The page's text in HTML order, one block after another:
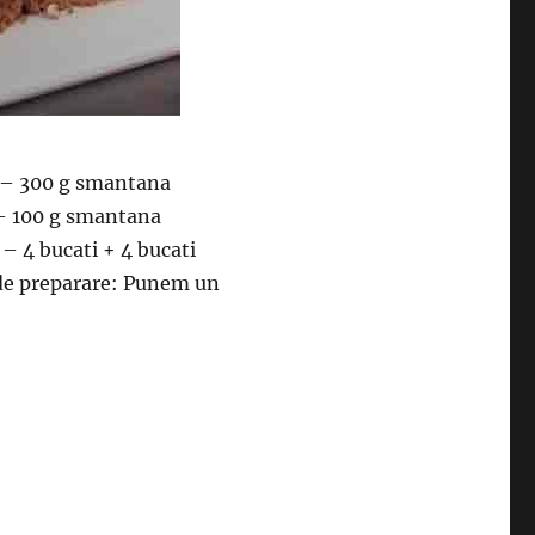
300 g smantana
100 g smantana
4 bucati + 4 bucati
preparare: Punem un